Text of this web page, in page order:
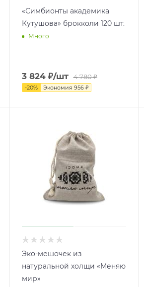
«Симбионты академика
Кутушова» брокколи 120 шт.
Много
3 824₽/шт 4 780₽
-20% Экономия 956₽
Эко-мешочек из
натуральной холщи «Меняю
мир»